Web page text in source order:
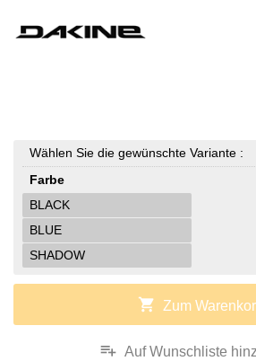
Wählen Sie die gewünschte Variante :
Farbe
BLACK
BLUE
SHADOW
shopping_cart Zum
playlist_add Auf Wunschliste